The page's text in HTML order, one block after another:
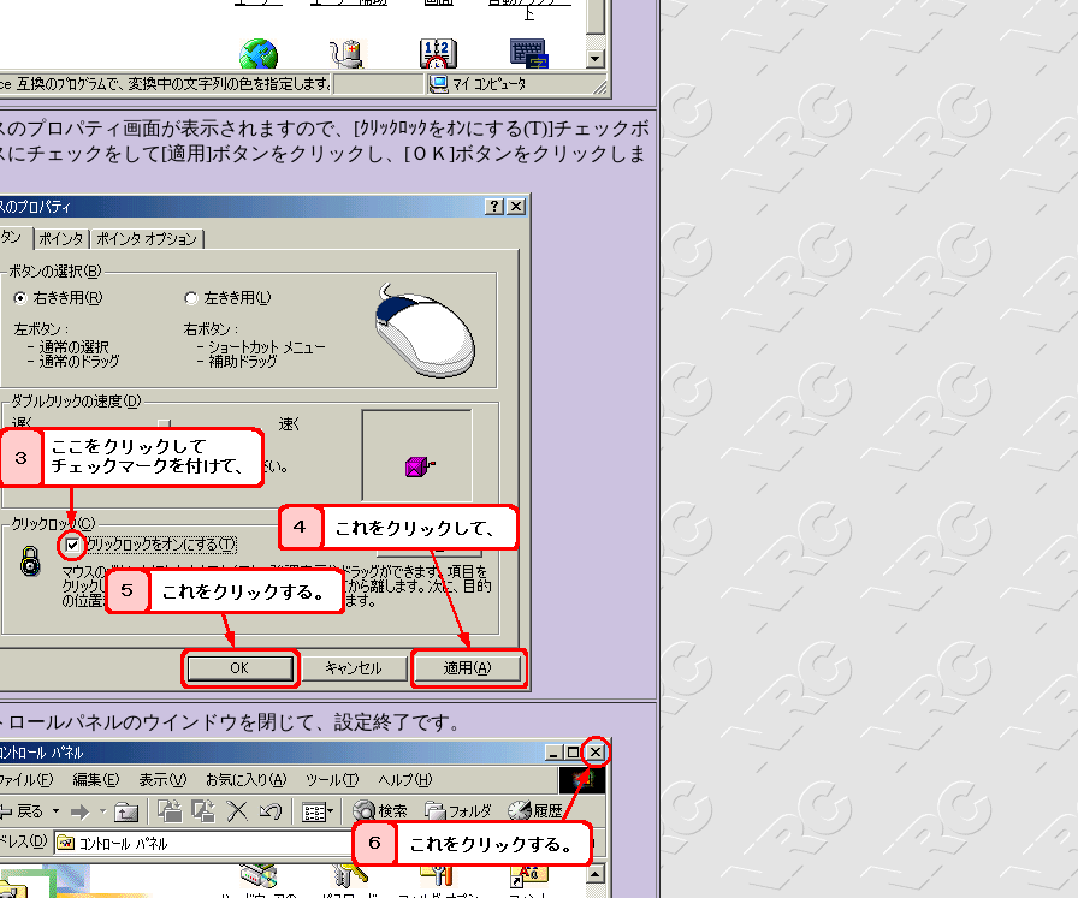
のプロパティ画面が表示されますので、[ｸﾘｯｸﾛｯｸをｵﾝにする(T)]チェックボ
にチェックをして[適用]ボタンをクリックし、[ＯＫ]ボタンをクリックしま
ロールパネルのウインドウを閉じて、設定終了です。